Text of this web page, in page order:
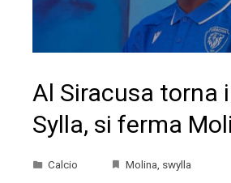
Al Siracusa torna
Sylla, si ferma
Calcio Molina swylla